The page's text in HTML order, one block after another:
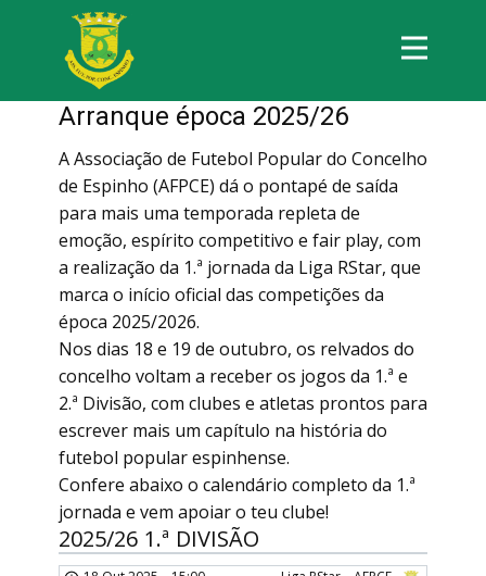
Arranque época 2025/26
A Associação de Futebol Popular do Concelho
de Espinho (AFPCE) dá o pontapé de saída
para mais uma temporada repleta de
emoção, espírito competitivo e fair play, com
a realização da 1.ª jornada da Liga RStar, que
marca o início oficial das competições da
época 2025/2026.
Nos dias 18 e 19 de outubro, os relvados do
concelho voltam a receber os jogos da 1.ª e
2.ª Divisão, com clubes e atletas prontos para
escrever mais um capítulo na história do
futebol popular espinhense.
Confere abaixo o calendário completo da 1.ª
jornada e vem apoiar o teu clube!
2025/26 1.ª DIVISÃO